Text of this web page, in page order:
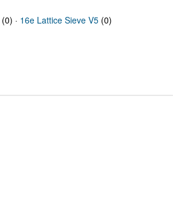
(0) · 16e Lattice Sieve V5 (0)